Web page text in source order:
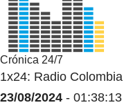
Crónica 24/7
1x24: Radio Colombia
23/08/2024 - 01:38:13